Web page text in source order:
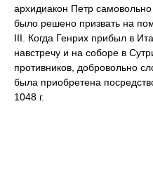
архидиакон Петр
было решено призвать на
III. Когда Генрих прибыл в
навстречу и на соборе в
противников, добровольно
была приобретена
1048 г.